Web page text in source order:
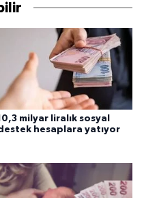
milyar liralık sosyal
hesaplara yatıyor